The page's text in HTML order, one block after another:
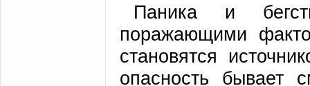
Паника и
поражающими
становятся
опасность бывает